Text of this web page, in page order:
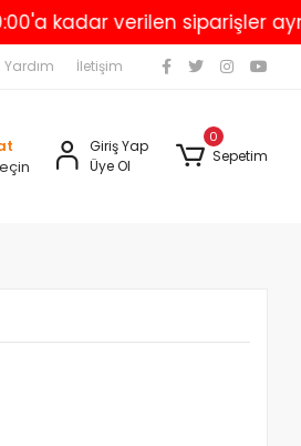
verilen siparişler aynı
Yardım İletişim
Giriş Yap
Üye Ol
0
Sepetim